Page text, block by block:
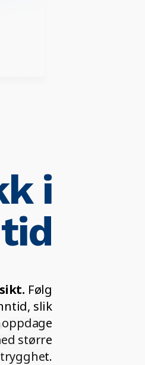
i
Følg
slik
større
trygghet.